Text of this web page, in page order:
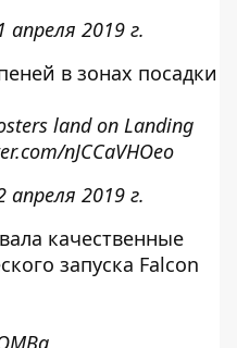
апреля 2019 г.
в зонах посадки
land on Landing
nJCCaVHOeo
апреля 2019 г.
качественные
запуска Falcon